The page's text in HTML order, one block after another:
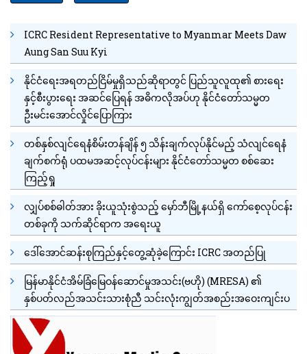
ICRC Resident Representative to Myanmar Meets Daw
Aung San Suu Kyi
နိုင်ငံရေးအရတည်ငြိမ်မှုရှိသည်ဆိုရာတွင် ပြည်သူလူထု၏ စားရေး
နှင့်စီးပွားရေး အဆင်ပြေရန် အဓိကလိုအပ်ဟု နိုင်ငံတော်သမ္မတ
ဦးမင်းအောင်လှိုင်ပြောကြား
တစ်နှစ်လျင်ရေနံစိမ်းတန်ချိန် ၅ သိန်းချက်လုပ်နိုင်မည့် သံလျင်ရေနံ
ချက်စက်ရုံ ပထမအဆင့်လုပ်ငန်းများ နိုင်ငံတော်သမ္မတ စစ်ဆေး
ကြည့်ရှု
လျှပ်စစ်ဓါတ်အား ခိုးယူသုံးစွဲသည့် မှော်ဘီမြို့နယ်ရှိ ကော်စေ့လုပ်ငန်း
တစ်ခုကို သက်ဆိုင်ရာက အရေးယူ
ဒေါ်အောင်ဆန်းစုကြည်နှင့်တွေ့ဆုံခဲ့ကြောင်း ICRC အတည်ပြု
မြန်မာနိုင်ငံအိမ်ခြံမြေဝန်ဆောင်မှုအသင်း(ဗဟို) (MRESA) ၏
နှစ်ပတ်လည်အသင်းသားစုံညီ သင်းလုံးကျွတ်အစည်းအဝေးကျင်းပ